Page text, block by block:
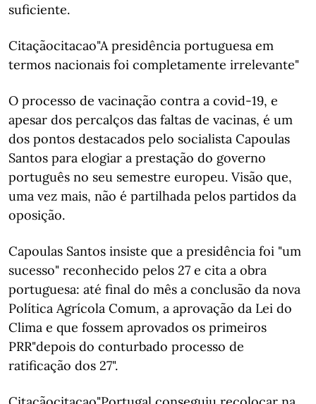
suficiente.
Citaçãocitacao"A presidência portuguesa em
termos nacionais foi completamente irrelevante"
O processo de vacinação contra a covid-19, e
apesar dos percalços das faltas de vacinas, é um
dos pontos destacados pelo socialista Capoulas
Santos para elogiar a prestação do governo
português no seu semestre europeu. Visão que,
uma vez mais, não é partilhada pelos partidos da
oposição.
Capoulas Santos insiste que a presidência foi "um
sucesso" reconhecido pelos 27 e cita a obra
portuguesa: até final do mês a conclusão da nova
Política Agrícola Comum, a aprovação da Lei do
Clima e que fossem aprovados os primeiros
PRR"depois do conturbado processo de
ratificação dos 27".